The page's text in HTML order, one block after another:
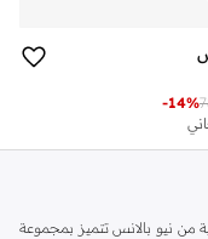
-14%
من نيو بالانس تتميز بمجموعة